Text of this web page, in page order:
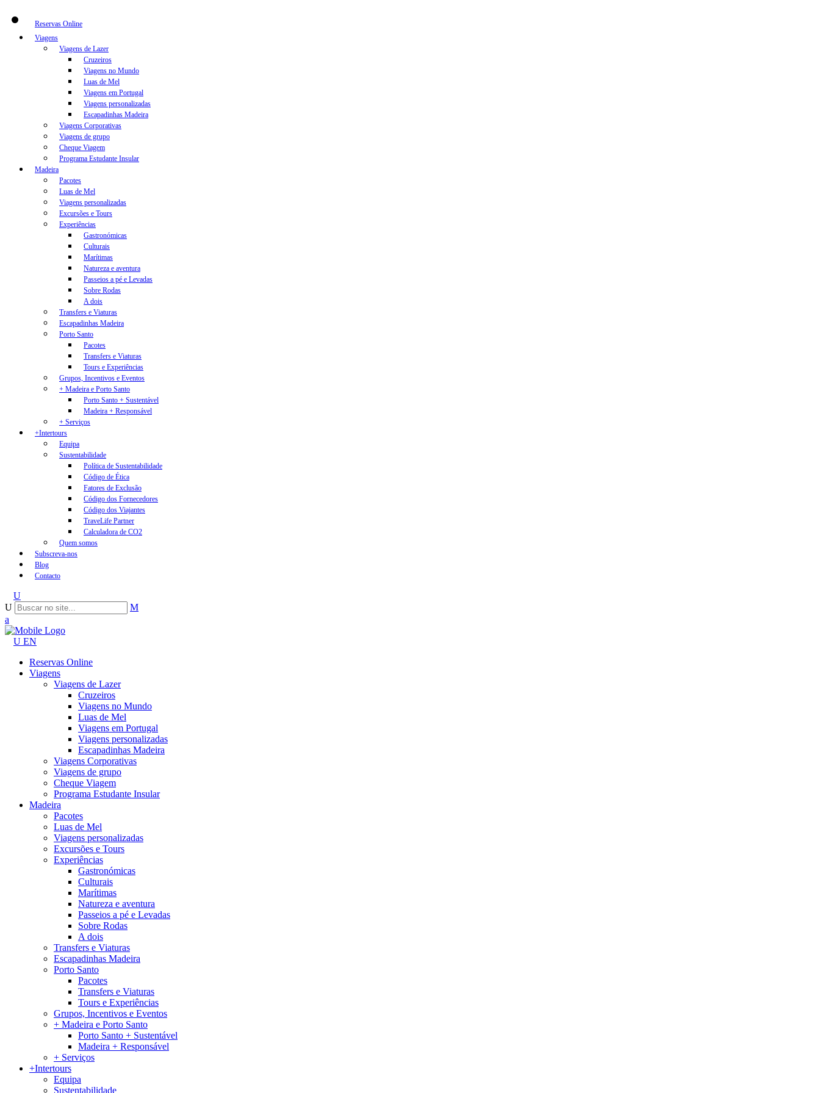
Reservas Online
Viagens
Viagens de Lazer
Cruzeiros
Viagens no Mundo
Luas de Mel
Viagens em Portugal
Viagens personalizadas
Escapadinhas Madeira
Viagens Corporativas
Viagens de grupo
Cheque Viagem
Programa Estudante Insular
Madeira
Pacotes
Luas de Mel
Viagens personalizadas
Excursões e Tours
Experiências
Gastronómicas
Culturais
Marítimas
Natureza e aventura
Passeios a pé e Levadas
Sobre Rodas
A dois
Transfers e Viaturas
Escapadinhas Madeira
Porto Santo
Pacotes
Transfers e Viaturas
Tours e Experiências
Grupos, Incentivos e Eventos
+ Madeira e Porto Santo
Porto Santo + Sustentável
Madeira + Responsável
+ Serviços
+Intertours
Equipa
Sustentabilidade
Política de Sustentabilidade
Código de Ética
Fatores de Exclusão
Código dos Fornecedores
Código dos Viajantes
TraveLife Partner
Calculadora de CO2
Quem somos
Subscreva-nos
Blog
Contacto
EN
Reservas Online
Viagens
Viagens de Lazer
Cruzeiros
Viagens no Mundo
Luas de Mel
Viagens em Portugal
Viagens personalizadas
Escapadinhas Madeira
Viagens Corporativas
Viagens de grupo
Cheque Viagem
Programa Estudante Insular
Madeira
Pacotes
Luas de Mel
Viagens personalizadas
Excursões e Tours
Experiências
Gastronómicas
Culturais
Marítimas
Natureza e aventura
Passeios a pé e Levadas
Sobre Rodas
A dois
Transfers e Viaturas
Escapadinhas Madeira
Porto Santo
Pacotes
Transfers e Viaturas
Tours e Experiências
Grupos, Incentivos e Eventos
+ Madeira e Porto Santo
Porto Santo + Sustentável
Madeira + Responsável
+ Serviços
+Intertours
Equipa
Sustentabilidade